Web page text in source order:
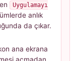
Uygulamayı
anlık
da çıkar.
ana ekrana